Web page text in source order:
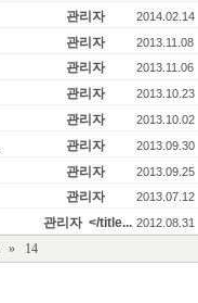
관리자 2014.02.14
관리자 2013.11.08
관리자 2013.11.06
관리자 2013.10.23
관리자 2013.10.02
관리자 2013.09.30
관리자 2013.09.25
관리자 2013.07.12
관리자 </title... 2012.08.31
» 14